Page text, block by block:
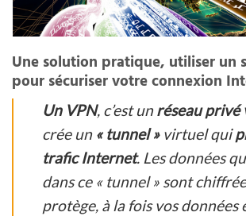
Une solution pratique, utiliser un
pour sécuriser votre connexion
Un VPN, c’est unréseau privé
crée un « tunnel »virtuel qui
trafic Internet. Les données
dans ce « tunnel » sont
protège, à la fois vos données